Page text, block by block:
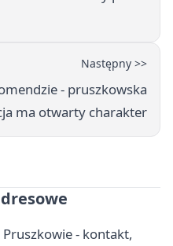
Następny >>
- pruszkowska
ma otwarty charakter
- kontakt,